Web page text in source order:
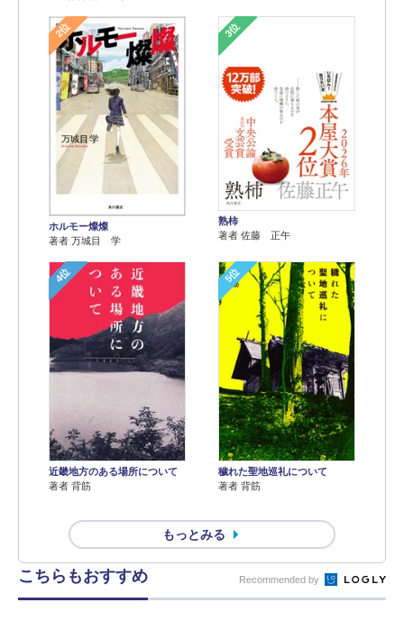
2位
ホルモー燦燦
著者 万城目 学
3位
熟柿
著者 佐藤 正午
4位
近畿地方のある場所について
著者 背筋
5位
穢れた聖地巡礼について
著者 背筋
もっとみる
こちらもおすすめ Recommended by